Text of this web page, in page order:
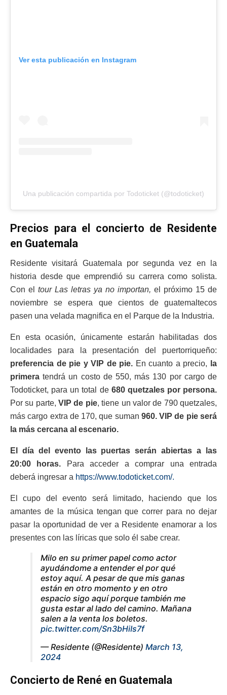
Ver esta publicación en Instagram
Una publicación compartida por Todoticket (@todoticket)
Precios para el concierto de Residente
en Guatemala
Residente visitará Guatemala por segunda vez en la
historia desde que emprendió su carrera como solista.
Con el tour Las letras ya no importan, el próximo 15 de
noviembre se espera que cientos de guatemaltecos
pasen una velada magnifica en el Parque de la Industria.
En esta ocasión, únicamente estarán habilitadas dos
localidades para la presentación del puertorriqueño:
preferencia de pie y VIP de pie. En cuanto a precio,
la
primera tendrá un costo de 550, más 130 por cargo de
Todoticket, para un total de 680 quetzales por persona.
Por su parte,VIP de pie, tiene un valor de 790 quetzales,
más cargo extra de 170, que suman 960. VIP de pie será
la más cercana al escenario.
El día del evento las puertas serán abiertas a las
20:00 horas.
Para acceder a comprar una entrada
deberá ingresar a https://www.todoticket.com/.
El cupo del evento será limitado, haciendo que los
amantes de la música tengan que correr para no dejar
pasar la oportunidad de ver a Residente enamorar a los
presentes con las líricas que solo él sabe crear.
Milo en su primer papel como actor
ayudándome a entender el por qué
estoy aquí. A pesar de que mis ganas
están en otro momento y en otro
espacio sigo aquí porque también me
gusta estar al lado del camino. Mañana
salen a la venta los boletos.
pic.twitter.com/Sn3bHiIs7f
— Residente (@Residente) March 13,
2024
Concierto de René en Guatemala